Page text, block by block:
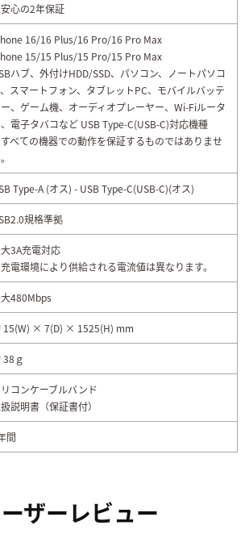
安心の2年保証
16/16 Plus/16 Pro/16 Pro Max
15/15 Plus/15 Pro/15 Pro Max
ハブ、外付けHDD/SSD、パソコン、ノートパソコ
、スマートフォン、タブレットPC、モバイルバッテ
ー、ゲーム機、オーディオプレーヤー、Wi-Fiルータ
電子タバコなど USB Type-C(USB-C)対応機種
べての機器での動作を保証するものではありませ
Type-A (オス) - USB Type-C(USB-C)(オス)
規格準拠
3A充電対応
電環境により供給される電流値は異なります。
480Mbps
15(W) × 7(D) × 1525(H) mm
38ｇ
コンケーブルバンド
説明書（保証書付）
間
ザーレビュー